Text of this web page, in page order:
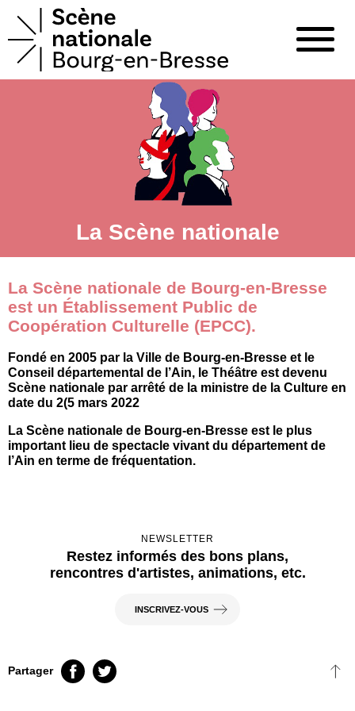
La Scène nationale
La Scène nationale de Bourg-en-Bresse
est un Établissement Public de
Coopération Culturelle (EPCC).
Fondé en 2005 par la Ville de Bourg-en-Bresse et le
Conseil départemental de l’Ain, le Théâtre est devenu
Scène nationale par arrêté de la ministre de la Culture en
date du 2(5 mars 2022
La Scène nationale de Bourg-en-Bresse est le plus
important lieu de spectacle vivant du département de
l’Ain en terme de fréquentation.
NEWSLETTER
Restez informés des bons plans,
rencontres d'artistes, animations, etc.
INSCRIVEZ-VOUS
Partager